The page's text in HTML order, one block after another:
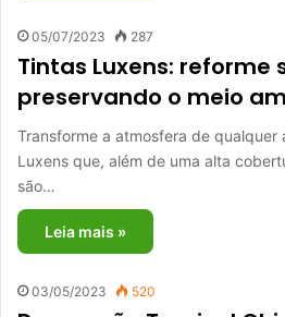
05/07/2023 287
Tintas Luxens: reforme
preservando o meio
Transforme a atmosfera de qualquer
Luxens que, além de uma alta
são…
Leia mais »
03/05/2023 520